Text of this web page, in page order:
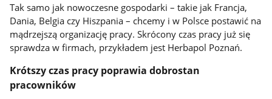
Tak samo jak nowoczesne gospodarki – takie jak Francja,
Dania, Belgia czy Hiszpania – chcemy i w Polsce postawić na
mądrzejszą organizację pracy. Skrócony czas pracy już się
sprawdza w firmach, przykładem jest Herbapol Poznań.
Krótszy czas pracy poprawia dobrostan
pracowników